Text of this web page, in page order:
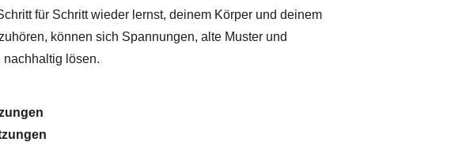
für Schritt wieder lernst, deinem Körper und deinem
können sich Spannungen, alte Muster und
nachhaltig lösen.